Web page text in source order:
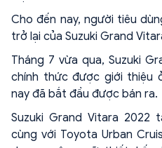
Cho đến nay, người tiêu
trở lại của Suzuki Grand
Tháng 7 vừa qua, Suzuki
chính thức được giới thiệu
nay đã bắt đầu được bán ra.
Suzuki Grand Vitara
cùng với Toyota Urban